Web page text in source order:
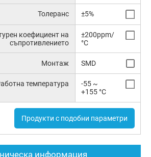
Толеранс ±5%
коефициент на
съпротивлението
±200ppm/
°C
Монтаж SMD
температура
-55 ~
+155 °C
Продукти с подобни параметри
информация